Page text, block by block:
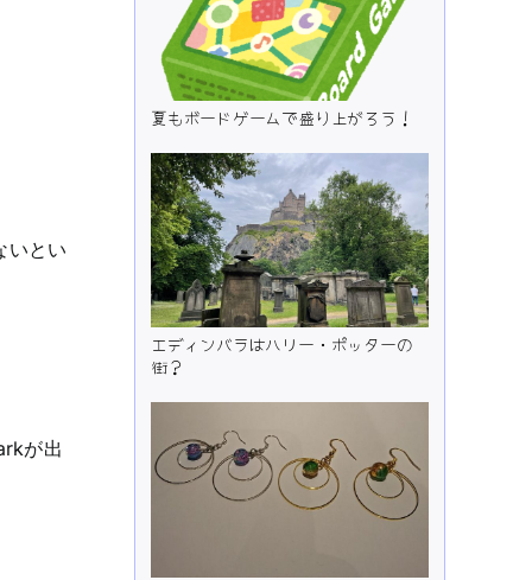
いとい
が出
夏もボードゲームで盛り上がろう！
エディンバラはハリー・ポッターの
街？